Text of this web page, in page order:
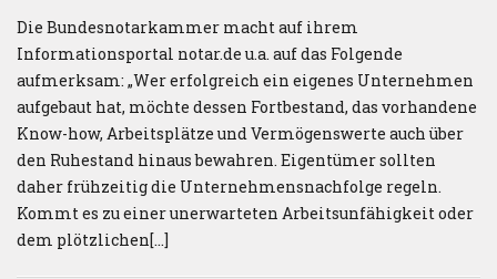
Die Bundesnotarkammer macht auf ihrem
Informationsportal notar.de u.a. auf das Folgende
aufmerksam: „Wer erfolgreich ein eigenes Unternehmen
aufgebaut hat, möchte dessen Fortbestand, das vorhandene
Know-how, Arbeitsplätze und Vermögenswerte auch über
den Ruhestand hinaus bewahren. Eigentümer sollten
daher frühzeitig die Unternehmensnachfolge regeln.
Kommt es zu einer unerwarteten Arbeitsunfähigkeit oder
dem plötzlichen[…]